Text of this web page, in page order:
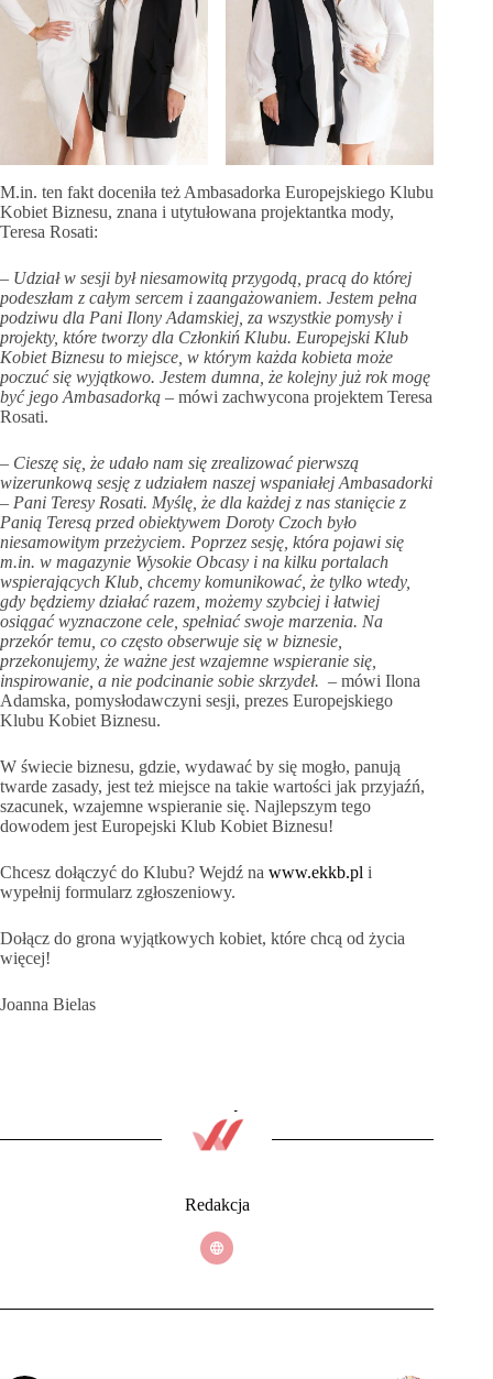
M.in. ten fakt doceniła też Ambasadorka Europejskiego Klubu
Kobiet Biznesu, znana i utytułowana projektantka mody,
Teresa Rosati:
– Udział w sesji był niesamowitą przygodą, pracą do której
podeszłam z całym sercem i zaangażowaniem. Jestem pełna
podziwu dla Pani Ilony Adamskiej, za wszystkie pomysły i
projekty, które tworzy dla Członkiń Klubu. Europejski Klub
Kobiet Biznesu to miejsce, w którym każda kobieta może
poczuć się wyjątkowo. Jestem dumna, że kolejny już rok mogę
być jego Ambasadorką – mówi zachwycona projektem Teresa
Rosati.
– Cieszę się, że udało nam się zrealizować pierwszą
wizerunkową sesję z udziałem naszej wspaniałej Ambasadorki
– Pani Teresy Rosati. Myślę, że dla każdej z nas stanięcie z
Panią Teresą przed obiektywem Doroty Czoch było
niesamowitym przeżyciem. Poprzez sesję, która pojawi się
m.in. w magazynie Wysokie Obcasy i na kilku portalach
wspierających Klub, chcemy komunikować, że tylko wtedy,
gdy będziemy działać razem, możemy szybciej i łatwiej
osiągać wyznaczone cele, spełniać swoje marzenia. Na
przekór temu, co często obserwuje się w biznesie,
przekonujemy, że ważne jest wzajemne wspieranie się,
inspirowanie, a nie podcinanie sobie skrzydeł. – mówi Ilona
Adamska, pomysłodawczyni sesji, prezes Europejskiego
Klubu Kobiet Biznesu.
W świecie biznesu, gdzie, wydawać by się mogło, panują
twarde zasady, jest też miejsce na takie wartości jak przyjaźń,
szacunek, wzajemne wspieranie się. Najlepszym tego
dowodem jest Europejski Klub Kobiet Biznesu!
Chcesz dołączyć do Klubu? Wejdź na www.ekkb.pl i
wypełnij formularz zgłoszeniowy.
Dołącz do grona wyjątkowych kobiet, które chcą od życia
więcej!
Joanna Bielas
Redakcja